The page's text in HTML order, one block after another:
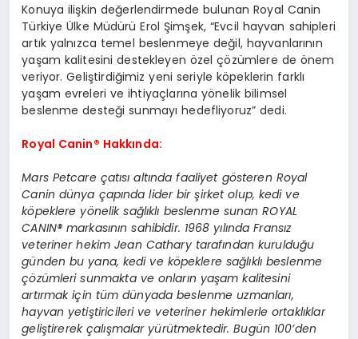
Konuya ilişkin değerlendirmede bulunan Royal Canin
Türkiye Ülke Müdürü Erol Şimşek, “Evcil hayvan sahipleri
artık yalnızca temel beslenmeye değil, hayvanlarının
yaşam kalitesini destekleyen özel çözümlere de önem
veriyor. Geliştirdiğimiz yeni seriyle köpeklerin farklı
yaşam evreleri ve ihtiyaçlarına yönelik bilimsel
beslenme desteği sunmayı hedefliyoruz” dedi.
Royal Canin® Hakkında:
Mars Petcare çatısı altında faaliyet gösteren Royal
Canin dünya çapında lider bir şirket olup, kedi ve
köpeklere yönelik sağlıklı beslenme sunan ROYAL
CANIN® markasının sahibidir. 1968 yılında Fransız
veteriner hekim Jean Cathary tarafından kurulduğu
günden bu yana, kedi ve köpeklere sağlıklı beslenme
çözümleri sunmakta ve onların yaşam kalitesini
artırmak için tüm dünyada beslenme uzmanları,
hayvan yetiştiricileri ve veteriner hekimlerle ortaklıklar
geliştirerek çalışmalar yürütmektedir. Bugün 100’den